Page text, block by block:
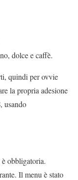
dolce e caffè.
quindi per ovvie
la propria adesione
, usando
obbligatoria.
Il menu è stato